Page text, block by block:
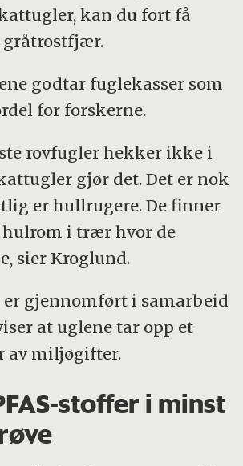
kan du fort få
gråtrostfjær.
godtar fuglekasser som
for forskerne.
rovfugler hekker ikke i
gjør det. Det er nok
er hullrugere. De finner
hulrom i trær hvor de
sier Kroglund.
er gjennomført i samarbeid
at uglene tar opp et
av miljøgifter.
stoffer i minst